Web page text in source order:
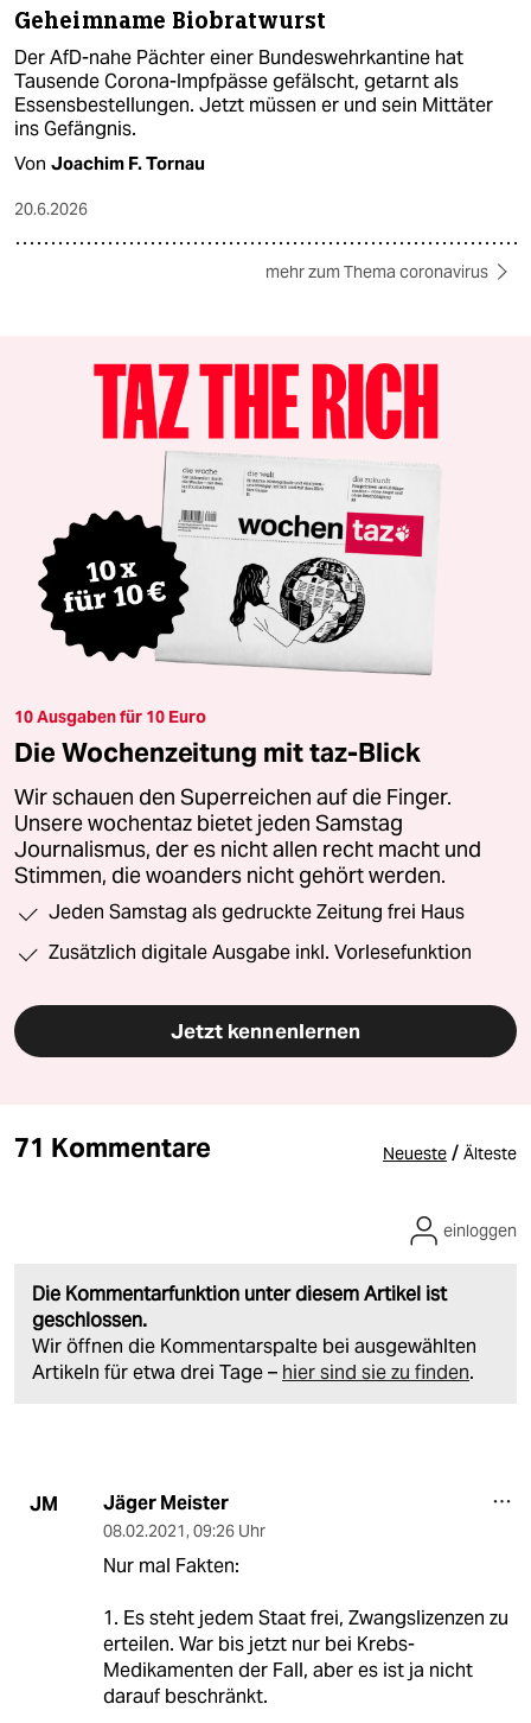
Geheimname Biobratwurst
Der AfD-nahe Pächter einer Bundeswehrkantine hat
Tausende Corona-Impfpässe gefälscht, getarnt als
Essensbestellungen. Jetzt müssen er und sein Mittäter
ins Gefängnis.
Von Joachim F. Tornau
20.6.2026
mehr zum Thema coronavirus
10 Ausgaben für 10 Euro
Die Wochenzeitung mit taz-Blick
Wir schauen den Superreichen auf die Finger.
Unsere wochentaz bietet jeden Samstag
Journalismus, der es nicht allen recht macht und
Stimmen, die woanders nicht gehört werden.
Jeden Samstag als gedruckte Zeitung frei Haus
Zusätzlich digitale Ausgabe inkl. Vorlesefunktion
Jetzt kennenlernen
71 Kommentare Neueste / Älteste
Die Kommentarfunktion unter diesem Artikel ist
geschlossen.
Wir öffnen die Kommentarspalte bei ausgewählten
Artikeln für etwa drei Tage – hier sind sie zu finden.
einloggen
JM Jäger Meister
08.02.2021, 09:26 Uhr
Nur mal Fakten:
1. Es steht jedem Staat frei, Zwangslizenzen zu
erteilen. War bis jetzt nur bei Krebs-
Medikamenten der Fall, aber es ist ja nicht
darauf beschränkt.